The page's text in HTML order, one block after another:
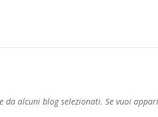
da alcuni blog selezionati. Se vuoi